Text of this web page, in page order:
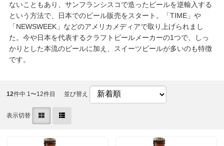
ないこともあり、サンフランシスコで造ったビールを逆輸入する
という方法で、日本でのビール販売をスタート。「TIME」や
「NEWSWEEK」などのアメリカメディアで取り上げられまし
た。今や日本を代表するクラフトビールメーカーの1つで、しっ
かりとした本流のビールに加え、スイーツビールが多いのも特徴
です。
12件中 1〜12件目 並び替え
表示切替